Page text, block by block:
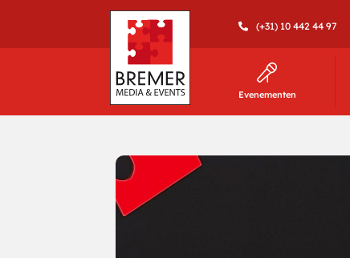
(+31) 10 442 44 97
Evenementen